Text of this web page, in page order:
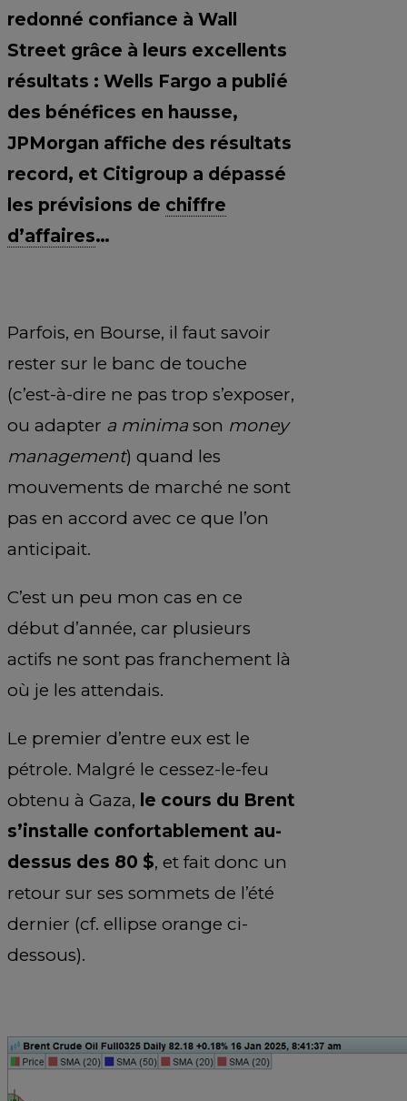
redonné confiance à Wall
Street grâce à leurs excellents
résultats : Wells Fargo a publié
des bénéfices en hausse,
JPMorgan affiche des résultats
record, et Citigroup a dépassé
les prévisions de chiffre
d’affaires…
Parfois, en Bourse, il faut savoir
rester sur le banc de touche
(c’est-à-dire ne pas trop s’exposer,
ou adapter a minima son money
management) quand les
mouvements de marché ne sont
pas en accord avec ce que l’on
anticipait.
C’est un peu mon cas en ce
début d’année, car plusieurs
actifs ne sont pas franchement là
où je les attendais.
Le premier d’entre eux est le
pétrole. Malgré le cessez-le-feu
obtenu à Gaza, le cours du Brent
s’installe confortablement au-
dessus des 80 $, et fait donc un
retour sur ses sommets de l’été
dernier (cf. ellipse orange ci-
dessous).